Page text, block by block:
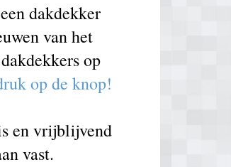
dakdekker
van het
op
op de knop!
en vrijblijvend
vast.